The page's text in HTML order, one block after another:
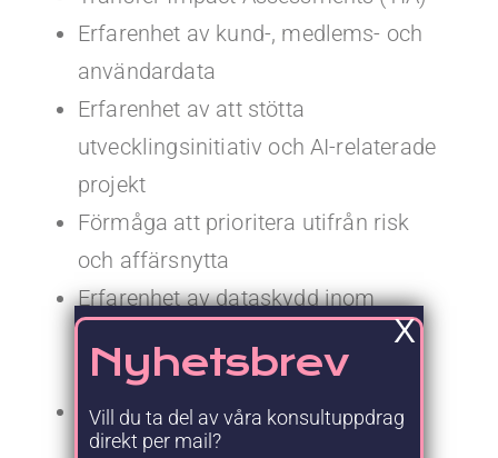
Erfarenhet av kund-, medlems- och
användardata
Erfarenhet av att stötta
utvecklingsinitiativ och AI-relaterade
projekt
Förmåga att prioritera utifrån risk
och affärsnytta
Erfarenhet av dataskydd inom
marknadsföring, profilering och
segmentering
Erfarenhet av komplexa
bedömningar kring
Nyhetsbrev
Vill du ta del av våra konsultuppdrag
direkt per mail?
X